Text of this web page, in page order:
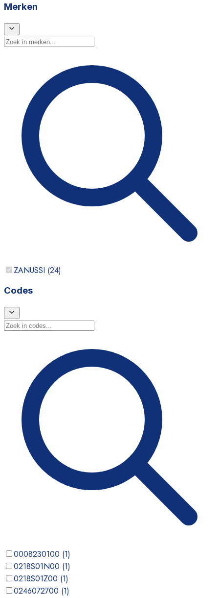
Merken
ZANUSSI (24)
Codes
0008230100 (1)
0218S01N00 (1)
0218S01Z00 (1)
0246072700 (1)